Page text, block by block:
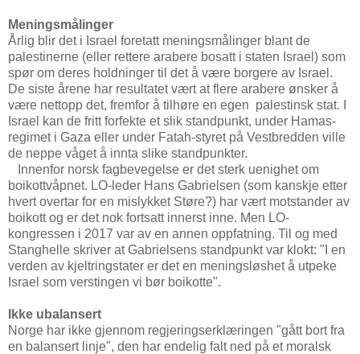
Meningsmålinger
Årlig blir det i Israel foretatt meningsmålinger blant de
palestinerne (eller rettere arabere bosatt i staten Israel) som
spør om deres holdninger til det å være borgere av Israel.
De siste årene har resultatet vært at flere arabere ønsker å
være nettopp det, fremfor å tilhøre en egen palestinsk stat. I
Israel kan de fritt forfekte et slik standpunkt, under Hamas-
regimet i Gaza eller under Fatah-styret på Vestbredden ville
de neppe våget å innta slike standpunkter.
Innenfor norsk fagbevegelse er det sterk uenighet om
boikottvåpnet. LO-leder Hans Gabrielsen (som kanskje etter
hvert overtar for en mislykket Støre?) har vært motstander av
boikott og er det nok fortsatt innerst inne. Men LO-
kongressen i 2017 var av en annen oppfatning. Til og med
Stanghelle skriver at Gabrielsens standpunkt var klokt: "I en
verden av kjeltringstater er det en meningsløshet å utpeke
Israel som verstingen vi bør boikotte".
Ikke ubalansert
Norge har ikke gjennom regjeringserklæringen "gått bort fra
en balansert linje", den har endelig falt ned på et moralsk